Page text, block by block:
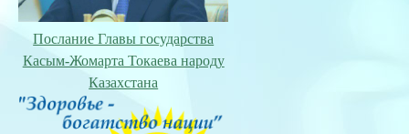
Послание Главы государства
Касым-Жомарта Токаева народу
Казахстана